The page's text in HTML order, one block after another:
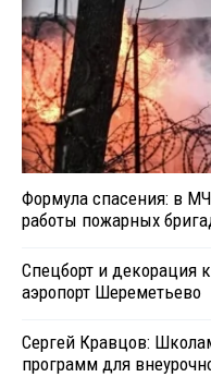
Формула спасения: в
работы пожарных
Спецборт и декорация
аэропорт Шереметьево
Сергей Кравцов:
программ для